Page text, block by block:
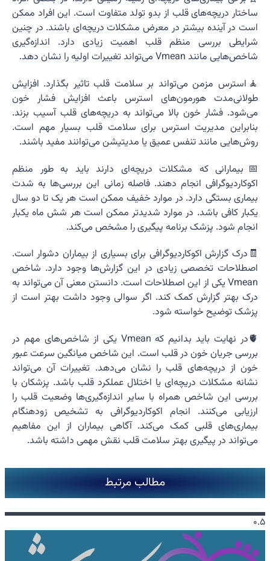
ساختار دریچه‌های قلب از بدو تولد متفاوت است. این افراد ممکن
است در آینده بیشتر در معرض مشکلات دریچه‌ای باشند. در چنین
شرایطی بررسی منظم قلب اهمیت زیادی دارد. اندازه‌گیری
شاخص‌هایی مانند Vmean می‌تواند تغییرات اولیه را نشان دهد.
🧘استرس مزمن می‌تواند بر سلامت قلب تاثیر بگذارد. افزایش
طولانی‌مدت هورمون‌های استرس باعث افزایش فشار خون
می‌شود. فشار خون بالا می‌تواند به دریچه‌های قلب آسیب بزند.
بنابراین مدیریت استرس برای سلامت قلب بسیار مهم است.
روش‌هایی مانند تنفس عمیق یا مدیتیشن می‌توانند مفید باشند.
📅بیمارانی که مشکلات دریچه‌ای دارند باید به طور منظم
اکوکاردیوگرافی انجام دهند. فاصله زمانی این بررسی‌ها به شدت
بیماری بستگی دارد. در موارد خفیف ممکن است هر یک تا دو سال
یکبار کافی باشد. در موارد شدیدتر ممکن است هر شش ماه یکبار
انجام شود. پزشک برنامه پیگیری را مشخص می‌کند.
🧾درک گزارش اکوکاردیوگرافی برای بسیاری از بیماران دشوار است.
اصطلاحات تخصصی زیادی در این گزارش‌ها وجود دارد. شاخص
Vmean یکی از این اصطلاحات است. دانستن معنی آن می‌تواند به
درک بهتر گزارش کمک کند. اگر سوالی وجود داشت بهتر است از
پزشک توضیح خواسته شود.
🫀در نهایت باید بدانیم که Vmean یکی از شاخص‌های مهم در
بررسی جریان خون در قلب است. این شاخص میانگین سرعت عبور
خون از دریچه‌های قلب را نشان می‌دهد. تغییرات آن می‌تواند
نشانه مشکلات دریچه‌ای یا اختلال عملکرد قلب باشد. پزشکان با
بررسی این شاخص همراه با سایر اندازه‌گیری‌ها وضعیت قلب را
ارزیابی می‌کنند. انجام اکوکاردیوگرافی به تشخیص زودهنگام
بیماری‌های قلبی کمک می‌کند. آگاهی بیماران از این مفاهیم
می‌تواند در پیگیری بهتر سلامت قلب نقش مهمی داشته باشد.
مطالب مرتبط